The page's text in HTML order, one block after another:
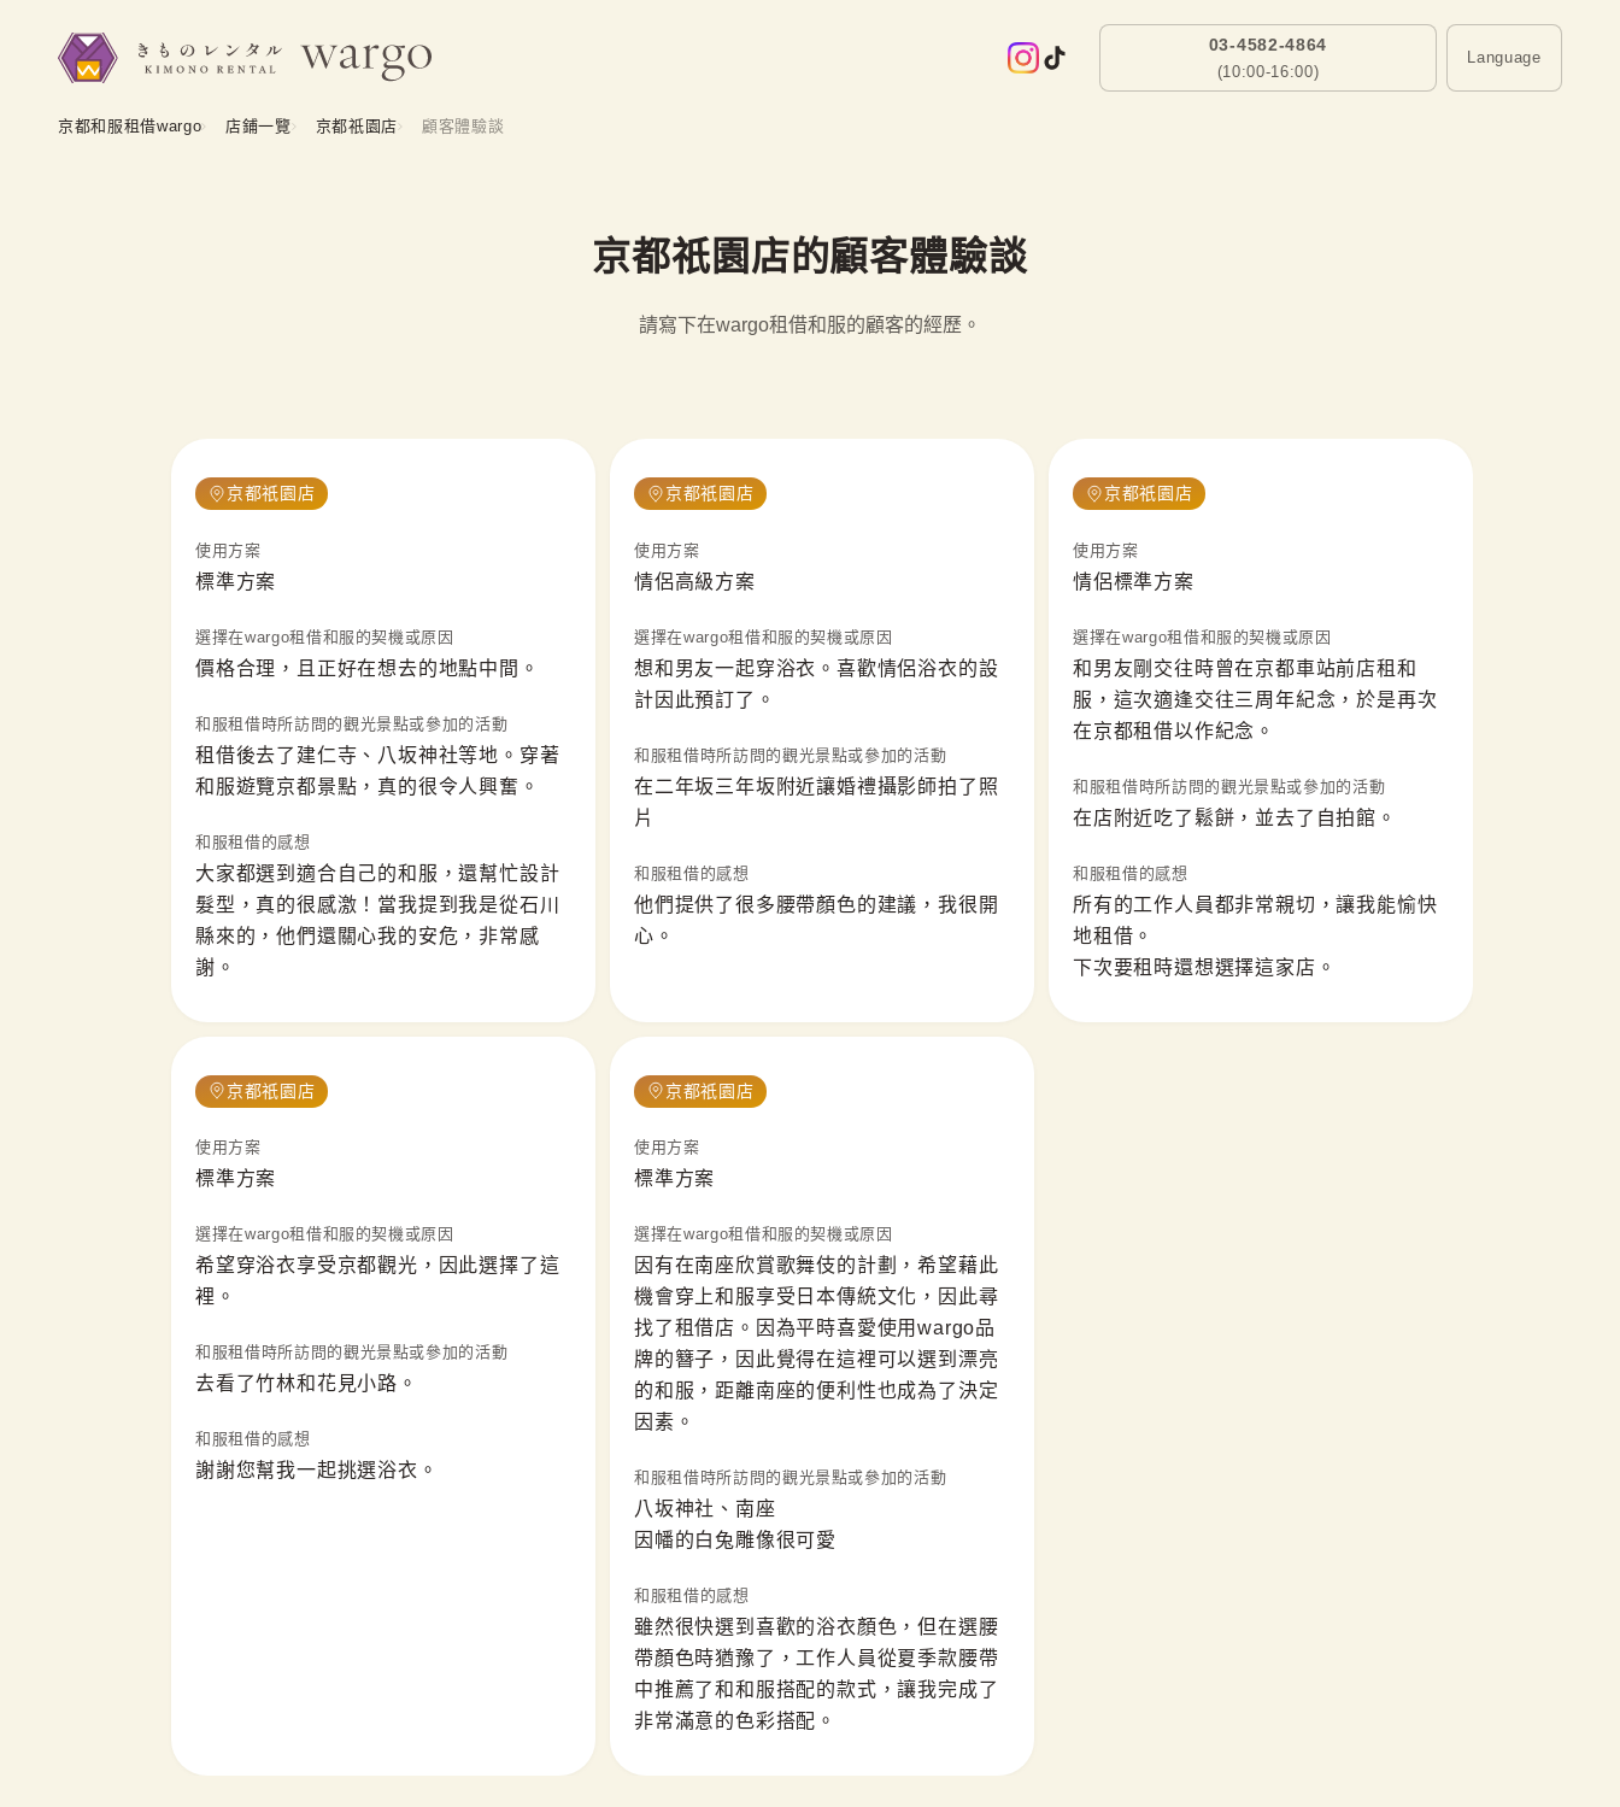
03-4582-4864
(10:00-16:00)
Language
京都和服租借wargo 店鋪一覽 京都祇園店 顧客體驗談
京都祇園店的顧客體驗談
請寫下在wargo租借和服的顧客的經歷。
京都祇園店
使用方案
標準方案
選擇在wargo租借和服的契機或原因
價格合理，且正好在想去的地點中間。
和服租借時所訪問的觀光景點或參加的活動
租借後去了建仁寺、八坂神社等地。穿著
和服遊覽京都景點，真的很令人興奮。
和服租借的感想
大家都選到適合自己的和服，還幫忙設計
髮型，真的很感激！當我提到我是從石川
縣來的，他們還關心我的安危，非常感
謝。
京都祇園店
使用方案
情侶高級方案
選擇在wargo租借和服的契機或原因
想和男友一起穿浴衣。喜歡情侶浴衣的設
計因此預訂了。
和服租借時所訪問的觀光景點或參加的活動
在二年坂三年坂附近讓婚禮攝影師拍了照
片
和服租借的感想
他們提供了很多腰帶顏色的建議，我很開
心。
京都祇園店
使用方案
情侶標準方案
選擇在wargo租借和服的契機或原因
和男友剛交往時曾在京都車站前店租和
服，這次適逢交往三周年紀念，於是再次
在京都租借以作紀念。
和服租借時所訪問的觀光景點或參加的活動
在店附近吃了鬆餅，並去了自拍館。
和服租借的感想
所有的工作人員都非常親切，讓我能愉快
地租借。
下次要租時還想選擇這家店。
京都祇園店
使用方案
標準方案
選擇在wargo租借和服的契機或原因
希望穿浴衣享受京都觀光，因此選擇了這
裡。
和服租借時所訪問的觀光景點或參加的活動
去看了竹林和花見小路。
和服租借的感想
謝謝您幫我一起挑選浴衣。
京都祇園店
使用方案
標準方案
選擇在wargo租借和服的契機或原因
因有在南座欣賞歌舞伎的計劃，希望藉此
機會穿上和服享受日本傳統文化，因此尋
找了租借店。因為平時喜愛使用wargo品
牌的簪子，因此覺得在這裡可以選到漂亮
的和服，距離南座的便利性也成為了決定
因素。
和服租借時所訪問的觀光景點或參加的活動
八坂神社、南座
因幡的白兔雕像很可愛
和服租借的感想
雖然很快選到喜歡的浴衣顏色，但在選腰
帶顏色時猶豫了，工作人員從夏季款腰帶
中推薦了和和服搭配的款式，讓我完成了
非常滿意的色彩搭配。